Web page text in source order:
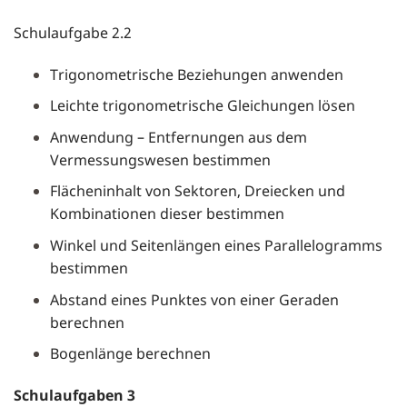
Schulaufgabe 2.2
Trigonometrische Beziehungen anwenden
Leichte trigonometrische Gleichungen lösen
Anwendung – Entfernungen aus dem
Vermessungswesen bestimmen
Flächeninhalt von Sektoren, Dreiecken und
Kombinationen dieser bestimmen
Winkel und Seitenlängen eines Parallelogramms
bestimmen
Abstand eines Punktes von einer Geraden
berechnen
Bogenlänge berechnen
Schulaufgaben 3